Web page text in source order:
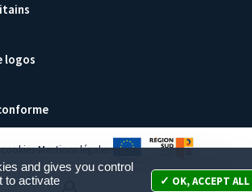
logos
Mentions légales
and gives you control
to activate
OK, ACCEPT ALL